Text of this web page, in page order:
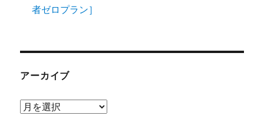
者ゼロプラン］
アーカイブ
ア